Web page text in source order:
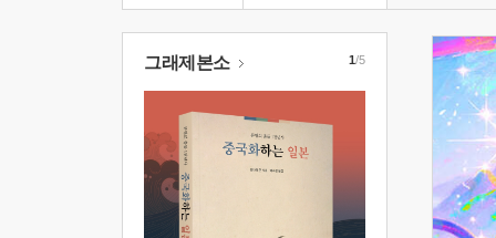
그래제본소 1/5